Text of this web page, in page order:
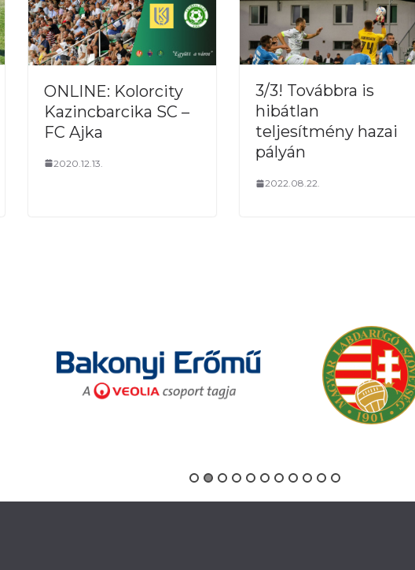
ONLINE: Kolorcity
Kazincbarcika SC –
FC Ajka
2020.12.13.
3/3! Továbbra is
hibátlan
teljesítmény hazai
pályán
2022.08.22.